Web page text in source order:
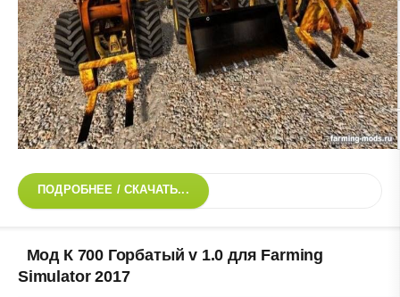
ПОДРОБНЕЕ / СКАЧАТЬ...
Мод К 700 Горбатый v 1.0 для Farming
Simulator 2017